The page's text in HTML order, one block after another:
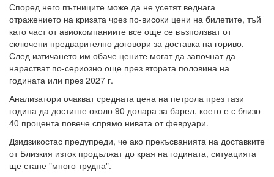
Според него пътниците може да не усетят веднага
отражението на кризата чрез по-високи цени на билетите, тъй
като част от авиокомпаниите все още се възползват от
сключени предварително договори за доставка на гориво.
След изтичането им обаче цените могат да започнат да
нарастват по-сериозно още през втората половина на
годината или през 2027 г.
Анализатори очакват средната цена на петрола през тази
година да достигне около 90 долара за барел, което е с близо
40 процента повече спрямо нивата от февруари.
Дзидзикостас предупреди, че ако прекъсванията на доставките
от Близкия изток продължат до края на годината, ситуацията
ще стане "много трудна".